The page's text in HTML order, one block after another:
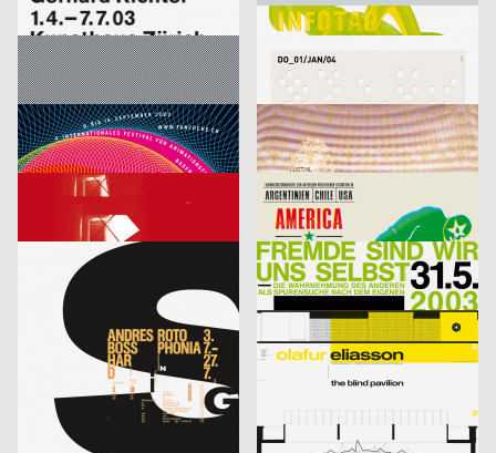
Richter
Infotag
labor b – Netzwerk für Gestaltung D
2003
Focus Award 2003 – Ausschreibung
designliga
2003
Veranstaltungsplakat Sylvester
Bringolf Irion Vögeli CH
2003
Fantoche 03
Sascha Brossmann, Heike Grebin, Matthias Hübner, Johanna Leuner D
2003
Von Fall zu Fall: lust.nl
blotto design tarzanundjane
America, Amerikkka
cyan (Daniela Haufe + Detlef Fiedler) D
2003
fremde sind wir uns selbst – ein interreligiöser dialog
cyan (Daniela Haufe + Detlef Fiedler) D
2003
20 Jahre Freunde guter Musik
cyan (Daniela Haufe + Detlef Fiedler) D
2003
cyan (Daniela Haufe + Detlef Fiedler) D
2003
better days